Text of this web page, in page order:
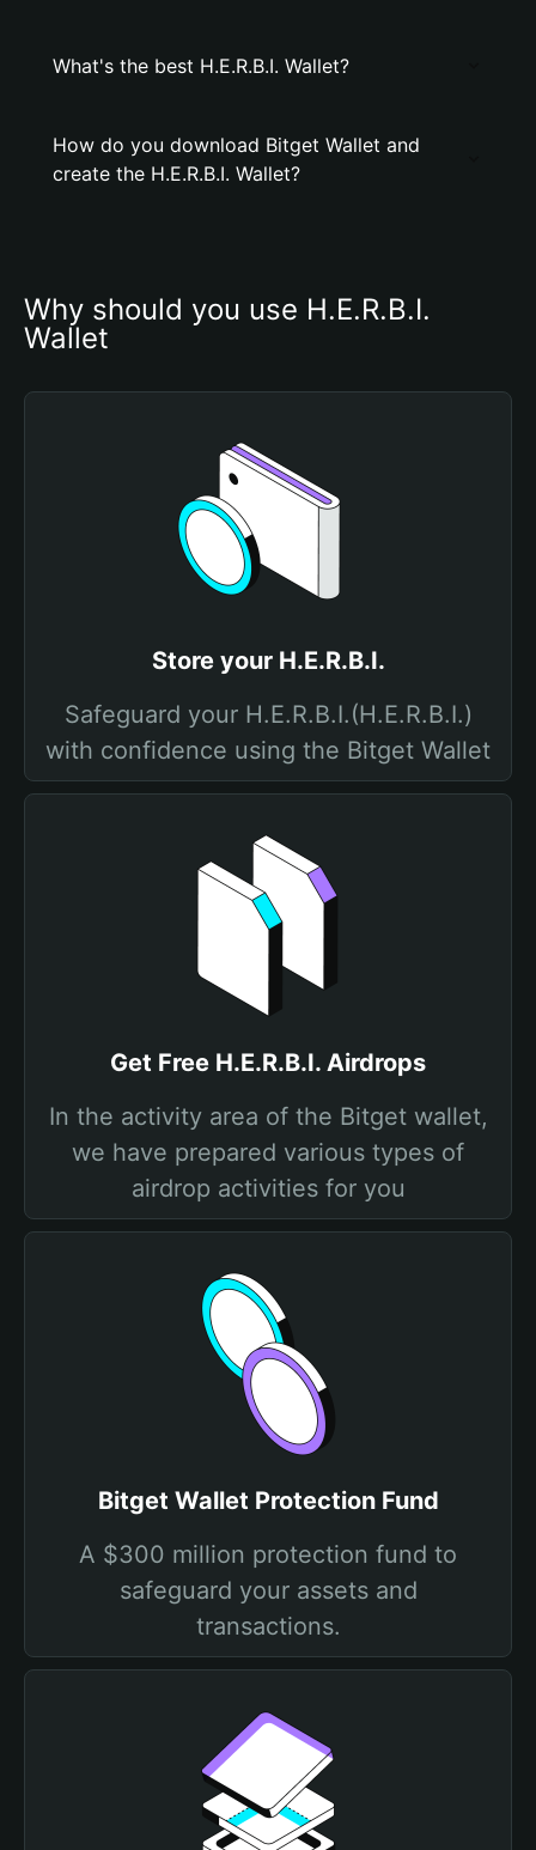
What's the best H.E.R.B.I. Wallet?
How do you download Bitget Wallet and
create the H.E.R.B.I. Wallet?
Why should you use H.E.R.B.I.
Wallet
Store your H.E.R.B.I.
Safeguard your H.E.R.B.I.(H.E.R.B.I.)
with confidence using the Bitget Wallet
Get Free H.E.R.B.I. Airdrops
In the activity area of the Bitget wallet,
we have prepared various types of
airdrop activities for you
Bitget Wallet Protection Fund
A $300 million protection fund to
safeguard your assets and
transactions.